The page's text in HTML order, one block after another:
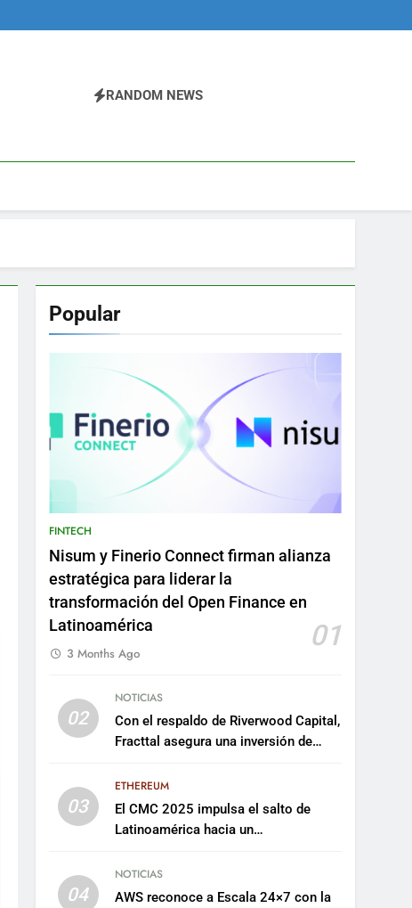
RANDOM NEWS
Popular
FINTECH
Nisum y Finerio Connect firman alianza
estratégica para liderar la
transformación del Open Finance en
Latinoamérica
01
3 Months Ago
02
NOTICIAS
Con el respaldo de Riverwood Capital,
Fracttal asegura una inversión de
plataforma
03
ETHEREUM
El CMC 2025 impulsa el salto de
Latinoamérica hacia un
sostenible
04
NOTICIAS
AWS reconoce a Escala 24×7 con la